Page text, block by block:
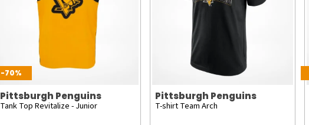
-70%
Pittsburgh Penguins
Tank Top Revitalize - Junior
Pittsburgh Penguins
T-shirt Team Arch